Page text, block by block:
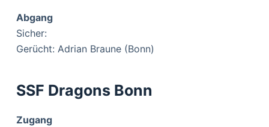
Abgang
Sicher:
Gerücht: Adrian Braune (Bonn)
SSF Dragons Bonn
Zugang